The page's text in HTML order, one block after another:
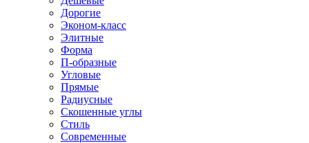
Дорогие
Эконом-класс
Элитные
Форма
П-образные
Угловые
Прямые
Радиусные
Скошенные углы
Стиль
Современные